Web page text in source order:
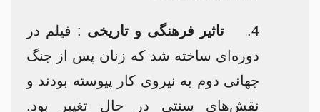
4. تاثیر فرهنگی و تاریخی : فیلم در
دوره‌ای ساخته شد که زنان پس از جنگ
جهانی دوم به نیروی کار پیوسته بودند و
نقش‌های سنتی در حال تغییر بود.